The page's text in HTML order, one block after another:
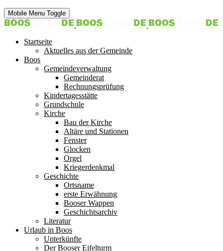
Mobile Menu Toggle
Startseite
Aktuelles aus der Gemeinde
Boos
Gemeindeverwaltung
Gemeinderat
Rechnungsprüfung
Kindertagesstätte
Grundschule
Kirche
Bau der Kirche
Altäre und Stationen
Fenster
Glocken
Orgel
Kriegerdenkmal
Geschichte
Ortsname
erste Erwähnung
Booser Wappen
Geschichtsarchiv
Literatur
Urlaub in Boos
Unterkünfte
Der Booser Eifelturm